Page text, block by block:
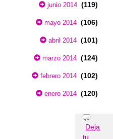
junio 2014 (119)
mayo 2014 (106)
abril 2014 (101)
marzo 2014 (124)
febrero 2014 (102)
enero 2014 (120)
Deja
tu